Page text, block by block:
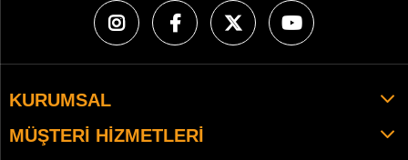
KURUMSAL
MÜŞTERI HIZMETLERI